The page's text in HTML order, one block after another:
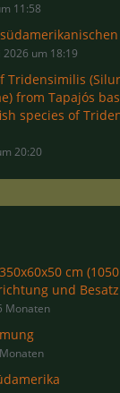
11:58
2026 um 18:19
Tridensimilis
from Tapajós
species of
20:20
cm
und Besatz
Monaten